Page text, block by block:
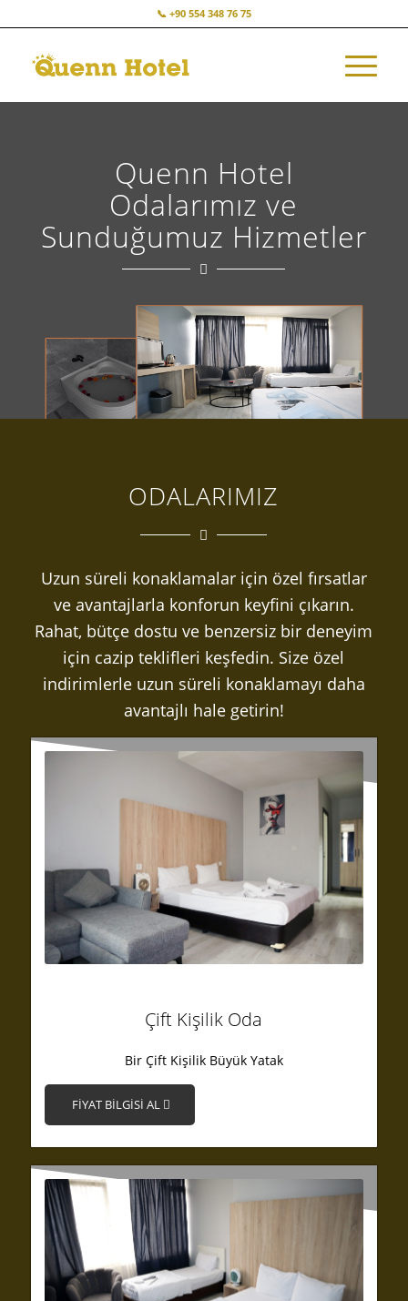
📞 +90 554 348 76 75
Quenn Hotel
Odalarımız ve
Sunduğumuz Hizmetler
ODALARIMIZ
Uzun süreli konaklamalar için özel fırsatlar
ve avantajlarla konforun keyfini çıkarın.
Rahat, bütçe dostu ve benzersiz bir deneyim
için cazip teklifleri keşfedin. Size özel
indirimlerle uzun süreli konaklamayı daha
avantajlı hale getirin!
Çift Kişilik Oda
Bir Çift Kişilik Büyük Yatak
FİYAT BİLGİSİ AL